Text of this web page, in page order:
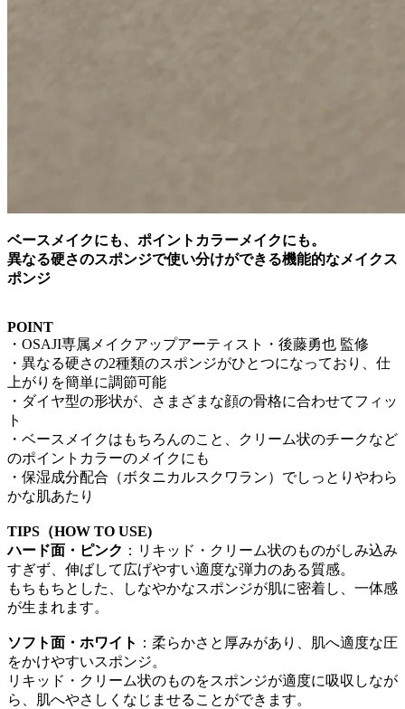
ベースメイクにも、ポイントカラーメイクにも。
異なる硬さのスポンジで使い分けができる機能的なメイクス
ポンジ
POINT
・OSAJI専属メイクアップアーティスト・後藤勇也 監修
・異なる硬さの2種類のスポンジがひとつになっており、仕
上がりを簡単に調節可能
・ダイヤ型の形状が、さまざまな顔の骨格に合わせてフィッ
ト
・ベースメイクはもちろんのこと、クリーム状のチークなど
のポイントカラーのメイクにも
・保湿成分配合（ボタニカルスクワラン）でしっとりやわら
かな肌あたり
TIPS（HOW TO USE)
ハード面・ピンク ：リキッド・クリーム状のものがしみ込み
すぎず、伸ばして広げやすい適度な弾力のある質感。
もちもちとした、しなやかなスポンジが肌に密着し、一体感
が生まれます。
ソフト面・ホワイト ：柔らかさと厚みがあり、肌へ適度な圧
をかけやすいスポンジ。
リキッド・クリーム状のものをスポンジが適度に吸収しなが
ら、肌へやさしくなじませることができます。